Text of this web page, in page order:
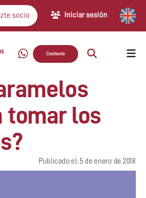
socio Iniciar sesión
Contacto
tomar los
Publicado el: 5 de enero de 2018